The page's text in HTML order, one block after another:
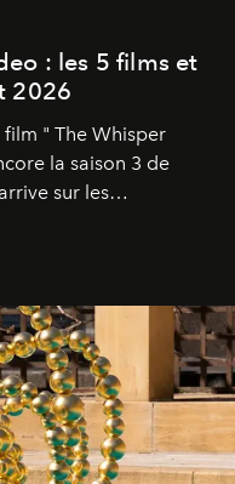
: les 5 films et
2026
film " The Whisper
la saison 3 de
sur les
2026.